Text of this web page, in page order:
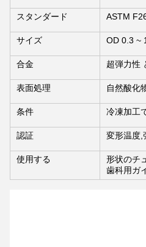
スタンダード ASTM
サイズ OD 0.3 ~
合金 超弾力性
表面処理 自然酸化
条件 冷凍加工
認証 変形温度,
使用する
形状のチ
歯科用ガ